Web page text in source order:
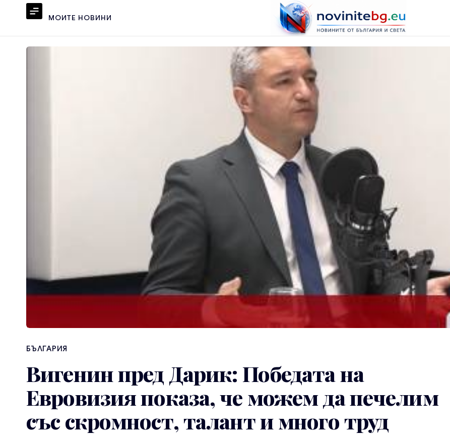
МОИТЕ НОВИНИ
БЪЛГАРИЯ
Вигенин пред Дарик: Победата на
Евровизия показа, че можем да печелим
със скромност, талант и много труд